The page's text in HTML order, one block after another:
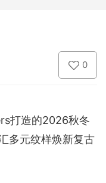
0
打造的2026秋冬
多元纹样焕新复古